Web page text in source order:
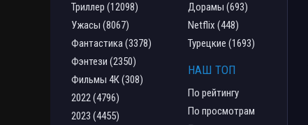
Триллер (12098)
Ужасы (8067)
Фантастика (3378)
Фэнтези (2350)
Фильмы 4К (308)
2022 (4796)
2023 (4455)
Дорамы (693)
Netflix (448)
Турецкие (1693)
НАШ ТОП
По рейтингу
По просмотрам